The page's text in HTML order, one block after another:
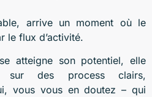
arrive un moment où le
le flux d’activité.
atteigne son potentiel, elle
sur des process clairs,
vous vous en doutez – qui